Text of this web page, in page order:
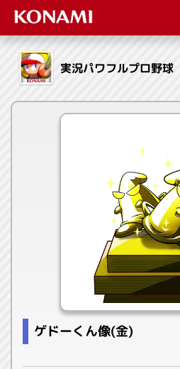
実況パワフルプロ野球
ゲドーくん像(金)